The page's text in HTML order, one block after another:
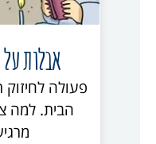
אבלות
פעולה
הבית. למה